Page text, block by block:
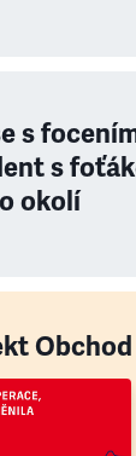
s
s
okolí
Obchod